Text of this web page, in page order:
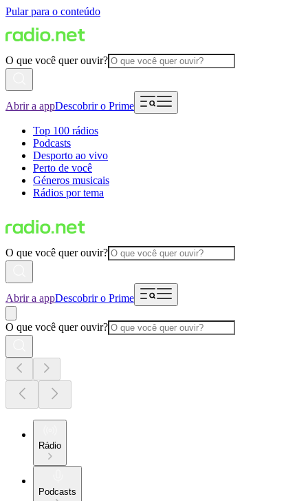
Pular para o conteúdo
O que você quer ouvir?
Abrir a appDescobrir o Prime
Top 100 rádios
Podcasts
Desporto ao vivo
Perto de você
Géneros musicais
Rádios por tema
O que você quer ouvir?
Abrir a appDescobrir o Prime
O que você quer ouvir?
Rádio
Podcasts